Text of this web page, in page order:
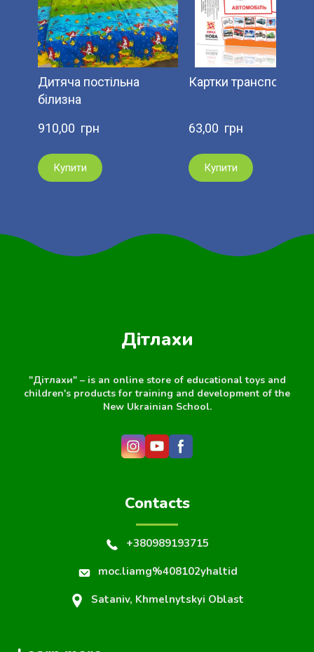
Дитяча постільна
білизна
910,00  грн
Купити
Картки транспорт
63,00  грн
Купити
Дітлахи
"Дітлахи" – is an online store of educational toys and
children's products for training and development of the
New Ukrainian School.
Contacts
+380989193715
moc.liamg%408102yhaltid
Sataniv, Khmelnytskyi Oblast